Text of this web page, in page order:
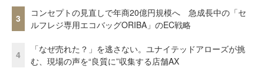
3
コンセプトの見直しで年商20億円規模へ 急成長中の「セ
ルフレジ専用エコバッグORIBA」のEC戦略
4
「なぜ売れた？」を逃さない。ユナイテッドアローズが挑
む、現場の声を“良質に”収集する店舗AX